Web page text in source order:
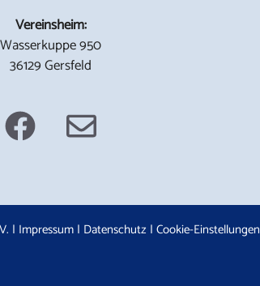
Vereinsheim:
Wasserkuppe 950
36129 Gersfeld
| Impressum| Datenschutz | Cookie-Einstellungen